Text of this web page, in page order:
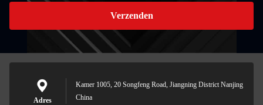
Verzenden
Adres
Kamer 1005, 20 Songfeng Road, Jiangning District Nanjing
China